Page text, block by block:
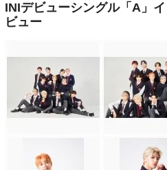
INIデビューシングル「A」
ビュー